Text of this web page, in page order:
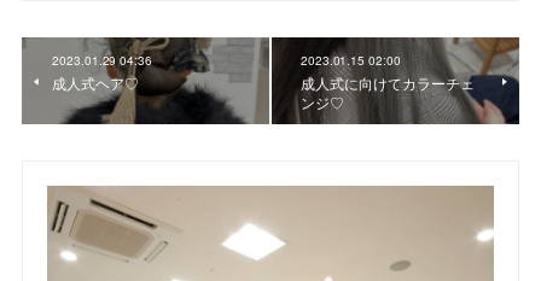
2023.01.29 04:36
成人式ヘア♡
2023.01.15 02:00
成人式に向けてカラーチェ
ンジ♡